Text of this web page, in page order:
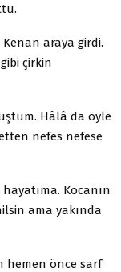
Kenan araya girdi.
çirkin
Hâlâ da öyle
ne­fes nefese
Kocanın
ama yakında
hemen önce sarf